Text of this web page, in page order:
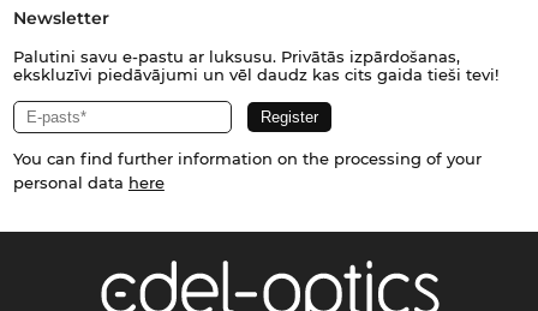
Newsletter
Palutini savu e-pastu ar luksusu. Privātās izpārdošanas,
ekskluzīvi piedāvājumi un vēl daudz kas cits gaida tieši tevi!
You can find further information on the processing of your
personal data here